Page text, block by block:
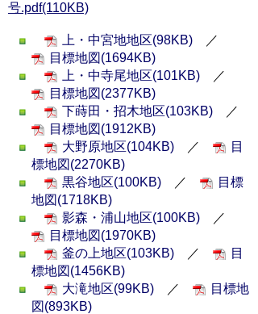
号.pdf(110KB)
上・中宮地地区(98KB) ／
目標地図(1694KB)
上・中寺尾地区(101KB) ／
目標地図(2377KB)
下蒔田・招木地区(103KB) ／
目標地図(1912KB)
大野原地区(104KB) ／
目
標地図(2270KB)
黒谷地区(100KB) ／
目標
地図(1718KB)
影森・浦山地区(100KB) ／
目標地図(1970KB)
釜の上地区(103KB) ／
目
標地図(1456KB)
大滝地区(99KB) ／
目標地
図(893KB)